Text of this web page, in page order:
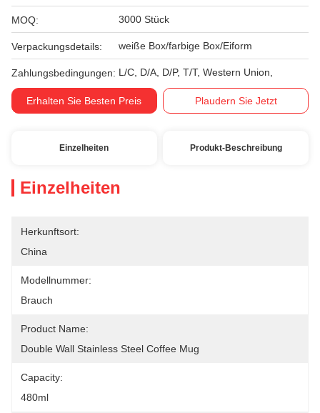
MOQ: 3000 Stück
Verpackungsdetails: weiße Box/farbige Box/Eiform
Zahlungsbedingungen: L/C, D/A, D/P, T/T, Western Union,
Erhalten Sie Besten Preis Plaudern Sie Jetzt
Einzelheiten Produkt-Beschreibung
Einzelheiten
Herkunftsort:
China
Modellnummer:
Brauch
Product Name:
Double Wall Stainless Steel Coffee Mug
Capacity:
480ml